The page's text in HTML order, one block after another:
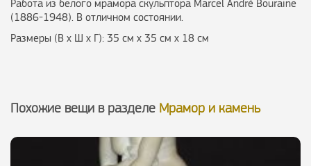
Работа из белого мрамора скульптора Marcel André Bouraine
(1886-1948). В отличном состоянии.
Размеры (В х Ш х Г): 35 см х 35 см х 18 см
Похожие вещи в разделе Мрамор и камень